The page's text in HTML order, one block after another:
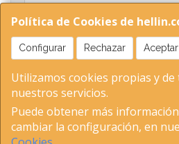
Política de Cookies de
Configurar Rechazar
Utilizamos cookies propias y
nuestros servicios.
Puede obtener más
cambiar la configuración, en
INFO@HELLIN.COM
Horario
09:00-13:30; 16:30-20:30
02400 Hellin (Albacete ) Tel